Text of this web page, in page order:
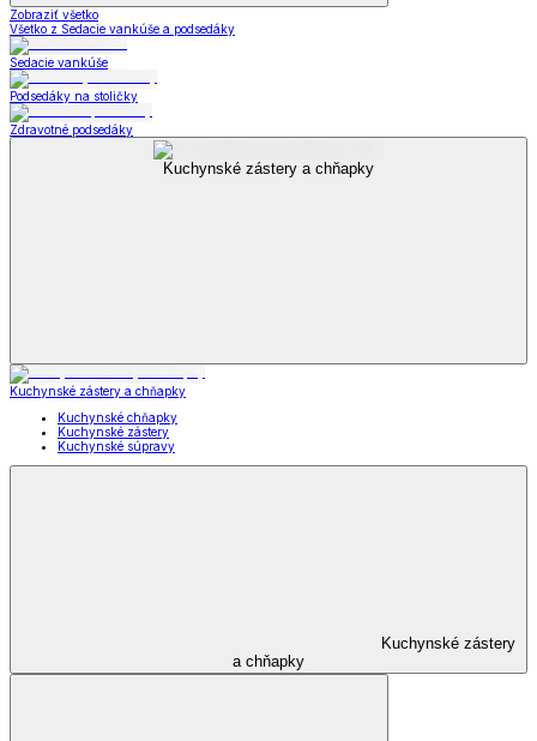
Zobraziť všetko
Všetko z Sedacie vankúše a podsedáky
Sedacie vankúše
Podsedáky na stoličky
Zdravotné podsedáky
Kuchynské zástery a chňapky
Kuchynské zástery a chňapky
Kuchynské chňapky
Kuchynské zástery
Kuchynské súpravy
Kuchynské zástery
a chňapky